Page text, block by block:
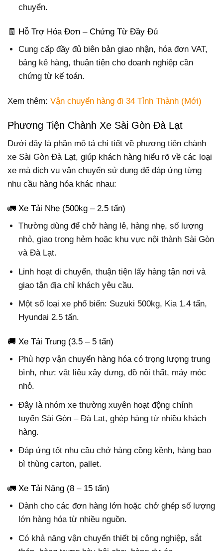
chuyển.
🧾 Hỗ Trợ Hóa Đơn – Chứng Từ Đầy Đủ
Cung cấp đầy đủ biên bản giao nhận, hóa đơn VAT,
bảng kê hàng, thuận tiện cho doanh nghiệp cần
chứng từ kế toán.
Xem thêm: Vận chuyển hàng đi 34 Tỉnh Thành (Mới)
Phương Tiện Chành Xe Sài Gòn Đà Lạt
Dưới đây là phần mô tả chi tiết về phương tiện chành
xe Sài Gòn Đà Lạt, giúp khách hàng hiểu rõ về các loại
xe mà dịch vụ vận chuyển sử dụng để đáp ứng từng
nhu cầu hàng hóa khác nhau:
🚛 Xe Tải Nhẹ (500kg – 2.5 tấn)
Thường dùng để chở hàng lẻ, hàng nhẹ, số lượng
nhỏ, giao trong hẻm hoặc khu vực nội thành Sài Gòn
và Đà Lạt.
Linh hoạt di chuyển, thuận tiện lấy hàng tận nơi và
giao tận địa chỉ khách yêu cầu.
Một số loại xe phổ biến: Suzuki 500kg, Kia 1.4 tấn,
Hyundai 2.5 tấn.
🚚 Xe Tải Trung (3.5 – 5 tấn)
Phù hợp vận chuyển hàng hóa có trọng lượng trung
bình, như: vật liệu xây dựng, đồ nội thất, máy móc
nhỏ.
Đây là nhóm xe thường xuyên hoạt động chính
tuyến Sài Gòn – Đà Lạt, ghép hàng từ nhiều khách
hàng.
Đáp ứng tốt nhu cầu chở hàng cồng kềnh, hàng bao
bì thùng carton, pallet.
🚛 Xe Tải Nặng (8 – 15 tấn)
Dành cho các đơn hàng lớn hoặc chở ghép số lượng
lớn hàng hóa từ nhiều nguồn.
Có khả năng vận chuyển thiết bị công nghiệp, sắt